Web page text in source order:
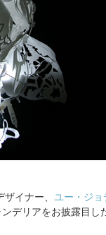
イナー、 ユー・ジ
デリアをお披露目し